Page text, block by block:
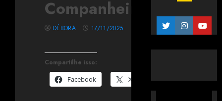
Companheiros”
Compartilhe isso:
Facebook
X
DÉBORA 17/11/2025